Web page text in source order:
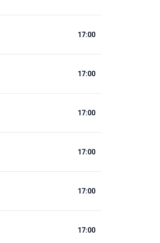
17:00
17:00
17:00
17:00
17:00
17:00